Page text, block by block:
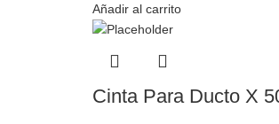
Añadir al carrito
Cinta Para Ducto X